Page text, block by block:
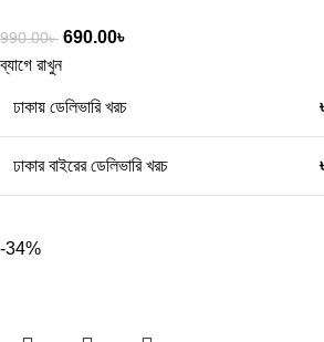
990.00৳ 690.00৳
ব্যাগে রাখুন
ঢাকায় ডেলিভারি খরচ
ঢাকার বাইরের ডেলিভারি খরচ
-34%